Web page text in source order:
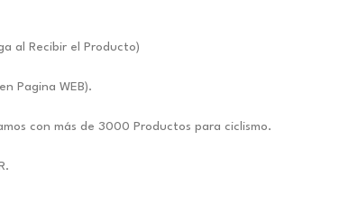
al Recibir el Producto)
Pagina WEB).
con más de 3000 Productos para ciclismo.